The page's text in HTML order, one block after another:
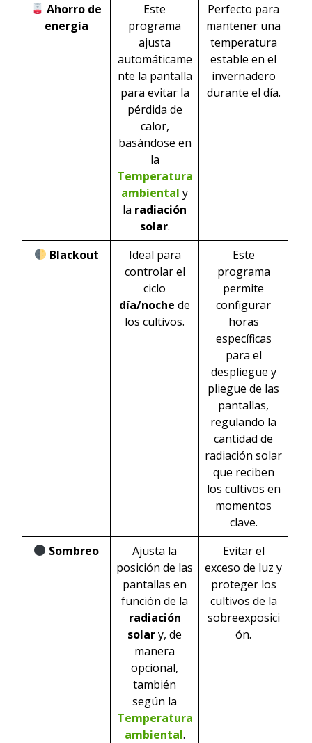
Ahorro de
energía
Este
programa
ajusta
automáticame
nte la pantalla
para evitar la
pérdida de
calor,
basándose en
la
Temperatura
ambiental y
la radiación
solar.
Perfecto para
mantener una
temperatura
estable en el
invernadero
durante el día.
Blackout
Ideal para
controlar el
ciclo
día/noche de
los cultivos.
Este
programa
permite
configurar
horas
específicas
para el
despliegue y
pliegue de las
pantallas,
regulando la
cantidad de
radiación solar
que reciben
los cultivos en
momentos
clave.
Sombreo
Ajusta la
posición de las
pantallas en
función de la
radiación
solary, de
manera
opcional,
también
según la
Temperatura
ambiental.
Evitar el
exceso de luz y
proteger los
cultivos de la
sobreexposici
ón.